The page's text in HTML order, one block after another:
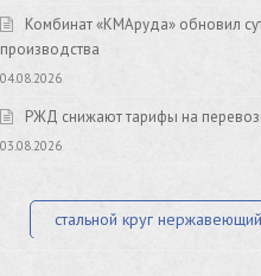
Комбинат «КМАруда» обновил
производства
04.08.2026
РЖД снижают тарифы на
03.08.2026
стальной круг нержавеющий